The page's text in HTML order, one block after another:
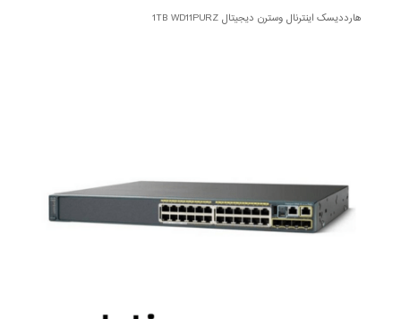
هارددیسک اینترنال وسترن دیجیتال 1TB WD11PURZ